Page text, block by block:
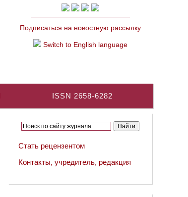
Подписаться на новостную рассылку
Switch to English language
ISSN 2658-6282
Стать рецензентом
Контакты, учредитель, редакция